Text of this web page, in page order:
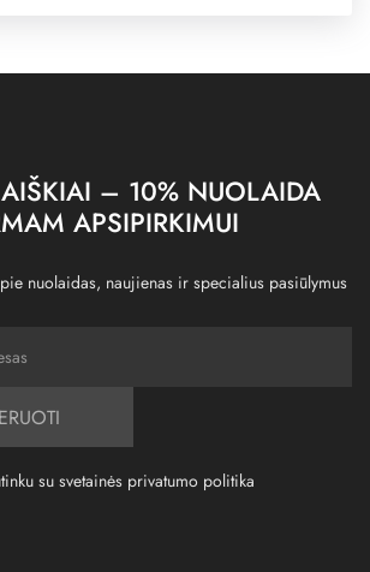
– 10% NUOLAIDA
APSIPIRKIMUI
nuolaidas, naujienas ir specialius pasiūlymus
su svetainės privatumo politika